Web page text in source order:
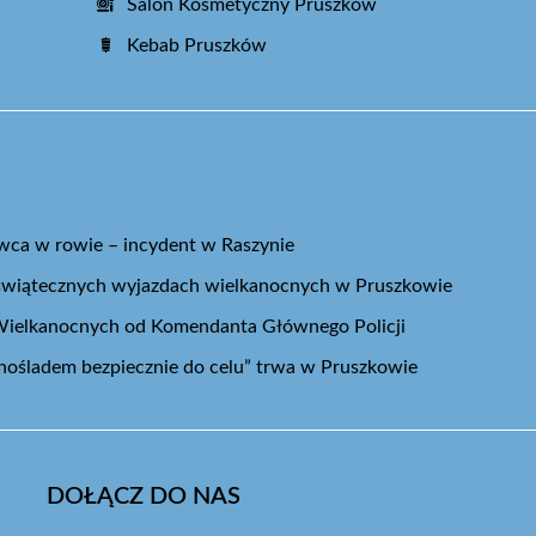
Salon Kosmetyczny Pruszków
Kebab Pruszków
w rowie – incydent w Raszynie
wyjazdach wielkanocnych w Pruszkowie
od Komendanta Głównego Policji
bezpiecznie do celu” trwa w Pruszkowie
DOŁĄCZ DO NAS